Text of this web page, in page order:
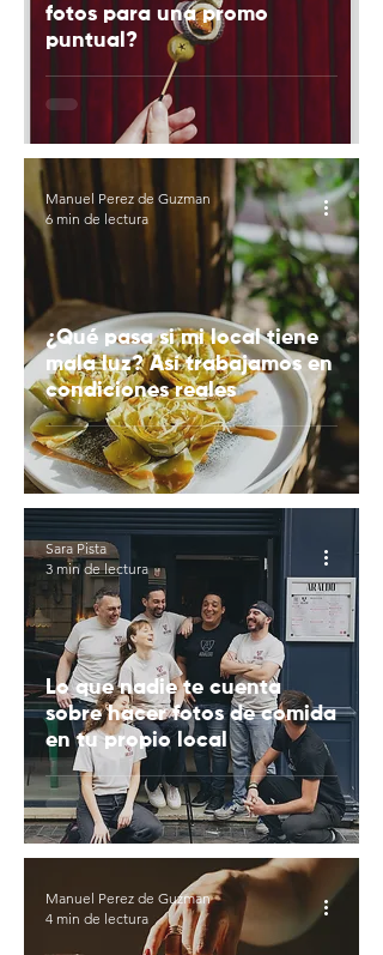
fotos para una promo
puntual?
¿Qué pasa si mi local tiene
mala luz? Así trabajamos en
condiciones reales
Manuel Perez de Guzman
6 min de lectura
Lo que nadie te cuenta
sobre hacer fotos de comida
en tu propio local
Sara Pista
3 min de lectura
Manuel Perez de Guzman
4 min de lectura